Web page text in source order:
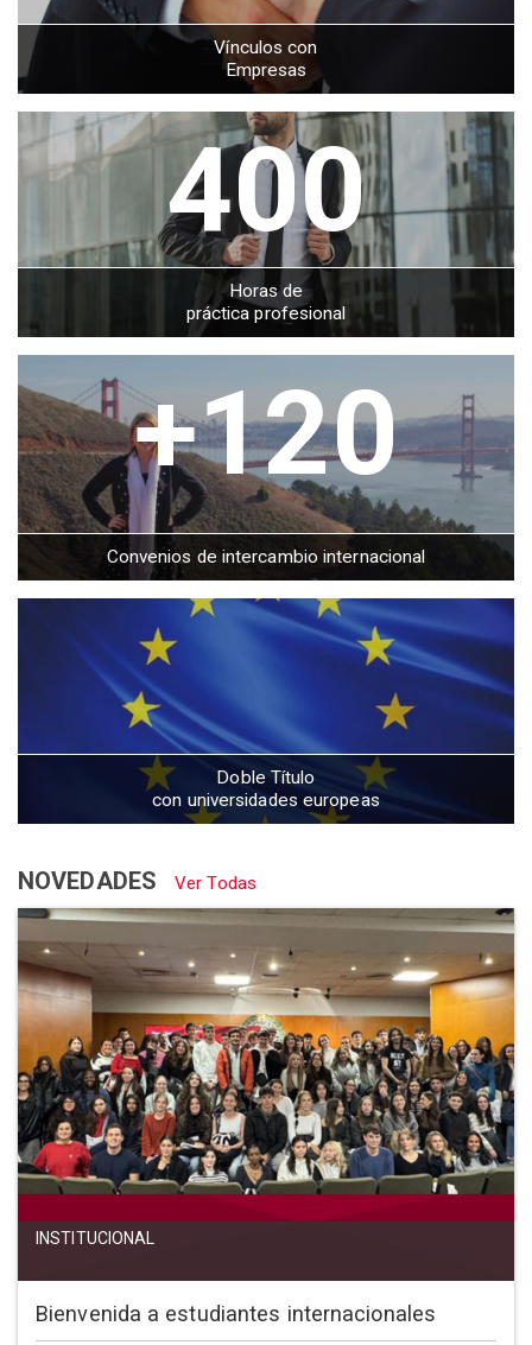
Vínculos con
Empresas
400
Horas de
práctica profesional
+120
Convenios de intercambio internacional
Doble Título
con universidades europeas
NOVEDADES Ver Todas
INSTITUCIONAL
Bienvenida a estudiantes internacionales